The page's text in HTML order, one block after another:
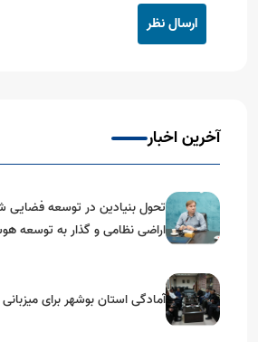
ارسال نظر
آخرین اخبار
تحول بنیادین در توسعه
اراضی نظامی و گذار به توسعه
آمادگی استان بوشهر برای